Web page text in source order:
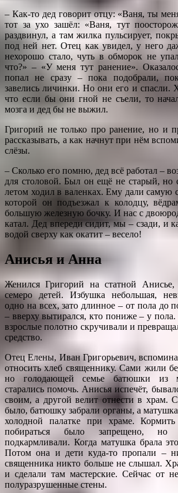
– Как-то дед говорит отцу: «Ваня, ты
тот за ухо зашёл: «Ваня, тут
раздвинул, а там жилка пульсирует,
под ней нет. Отец как увидел, у него
нехорошо стало, чуть в обморок не
что?» – «У меня тут ранение».
попал не сразу – пока подобрали,
завелись личинки. Но они его и спасли.
что если бы они гной не съели, то
мозга и дед бы не выжил.
Григорий не только про ранение, но и
рассказывать, а как начнут при нём
слёзы.
– Сколько его помню, дед всё работал –
для столовой. Был он ещё не старый, но
летом ходил в валенках. Ему дали
которой он подъезжал к колодцу,
большую железную бочку. И нас с
катал. Дед впереди сидит, мы – сзади, и
водой сверху как окатит – весело!
Анисья и Анна
Женился Григорий на статной
семеро детей. Избушка небольшая,
одно на всех, зато длинное – от пола до
– вверху вытирался, кто пониже – у
взрослые полотно скручивали и
средство.
Отец Елены, Иван Григорьевич,
относить хлеб священнику. Сами жили
но голодающей семье батюшки из
старались помочь. Анисья испечёт,
своим, а другой велит отнести в храм.
было, батюшку забрали органы, а
холодной палатке при храме.
побираться было запрещено, но
подкармливали. Когда матушка брала
Потом она и дети куда-то пропали –
священника никто больше не слышал.
и сделали там мастерские. Сейчас от
полуразрушенные стены.